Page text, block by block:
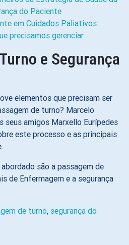
do Paciente
em Cuidados Paliativos:
precisamos gerenciar
e Segurança
elementos que precisam ser
de turno? Marcelo
seus amigos Marxello Eurípedes
este processo e as principais
são a passagem de
de Enfermagem e a segurança
de turno, segurança do